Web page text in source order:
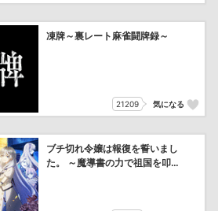
凍牌～裏レート麻雀闘牌録～
21209 気になる
ブチ切れ令嬢は報復を誓いまし
た。 ～魔導書の力で祖国を叩